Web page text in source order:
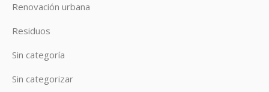
Renovación urbana
Residuos
Sin categoría
Sin categorizar